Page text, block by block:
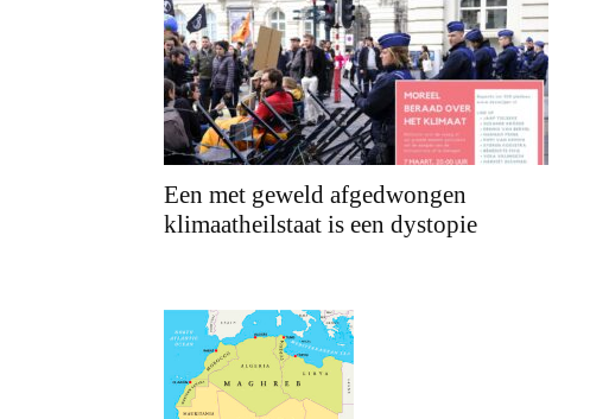
Een met geweld afgedwongen
klimaatheilstaat is een dystopie